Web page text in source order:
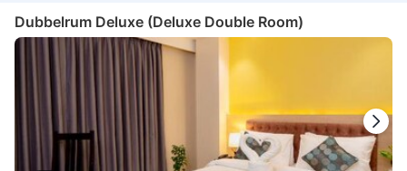
Dubbelrum Deluxe (Deluxe Double Room)